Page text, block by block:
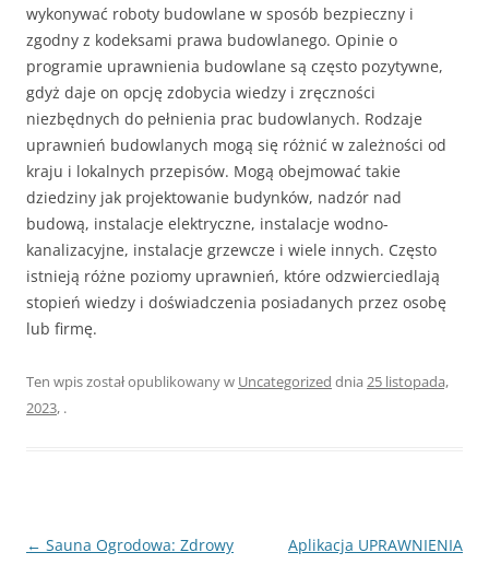
wykonywać roboty budowlane w sposób bezpieczny i
zgodny z kodeksami prawa budowlanego. Opinie o
programie uprawnienia budowlane są często pozytywne,
gdyż daje on opcję zdobycia wiedzy i zręczności
niezbędnych do pełnienia prac budowlanych. Rodzaje
uprawnień budowlanych mogą się różnić w zależności od
kraju i lokalnych przepisów. Mogą obejmować takie
dziedziny jak projektowanie budynków, nadzór nad
budową, instalacje elektryczne, instalacje wodno-
kanalizacyjne, instalacje grzewcze i wiele innych. Często
istnieją różne poziomy uprawnień, które odzwierciedlają
stopień wiedzy i doświadczenia posiadanych przez osobę
lub firmę.
Ten wpis został opublikowany w Uncategorized dnia 25 listopada,
2023, .
Nawigacja
← Sauna Ogrodowa: Zdrowy
Aplikacja UPRAWNIENIA